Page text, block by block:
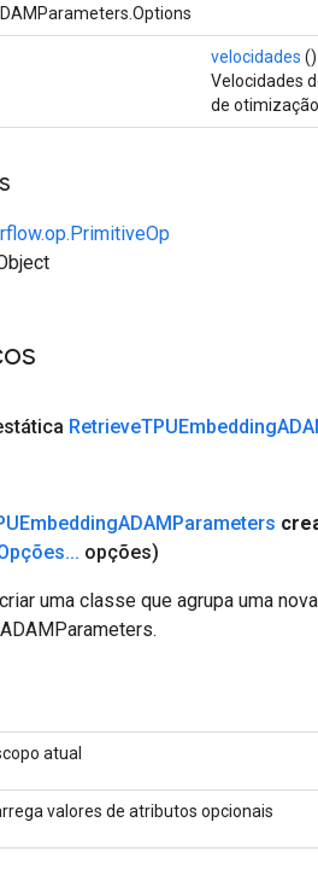
velocidades ()
Velocidades
de
RetrieveTPUEmbedding
ADAMParameters
... opções)
uma classe que agrupa uma
atual
valores de atributos opcionais